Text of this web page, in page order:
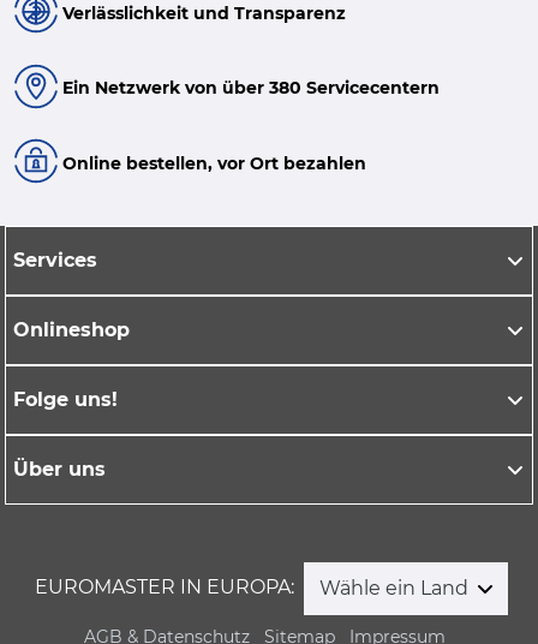
Verlässlichkeit und Transparenz
Ein Netzwerk von über 380 Servicecentern
Online bestellen, vor Ort bezahlen
Services
Onlineshop
Folge uns!
Über uns
EUROMASTER IN EUROPA: Wähle ein Land
AGB & Datenschutz Sitemap Impressum